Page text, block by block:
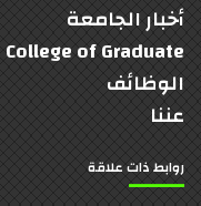
أخبار الجامعة
College of Graduate
الوظائف
عننا
روابط ذات علاقة